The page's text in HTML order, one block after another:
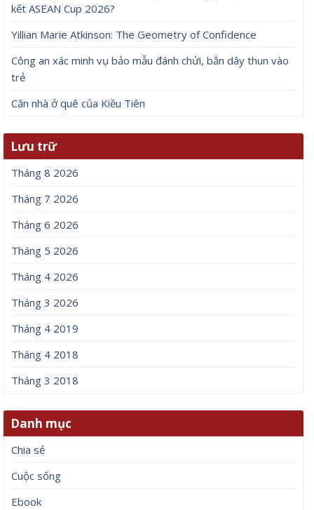
kết ASEAN Cup 2026?
Yillian Marie Atkinson: The Geometry of Confidence
Công an xác minh vụ bảo mẫu đánh chửi, bắn dây thun vào
trẻ
Căn nhà ở quê của Kiều Tiên
Lưu trữ
Tháng 8 2026
Tháng 7 2026
Tháng 6 2026
Tháng 5 2026
Tháng 4 2026
Tháng 3 2026
Tháng 4 2019
Tháng 4 2018
Tháng 3 2018
Danh mục
Chia sẻ
Cuộc sống
Ebook